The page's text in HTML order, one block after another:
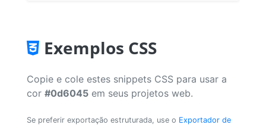
Exemplos CSS
Copie e cole estes snippets CSS para usar a
cor #0d6045 em seus projetos web.
Se preferir exportação estruturada, use o Exportador de